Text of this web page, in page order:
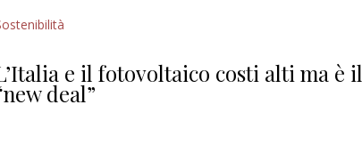
e il fotovoltaico costi alti ma è il
deal”